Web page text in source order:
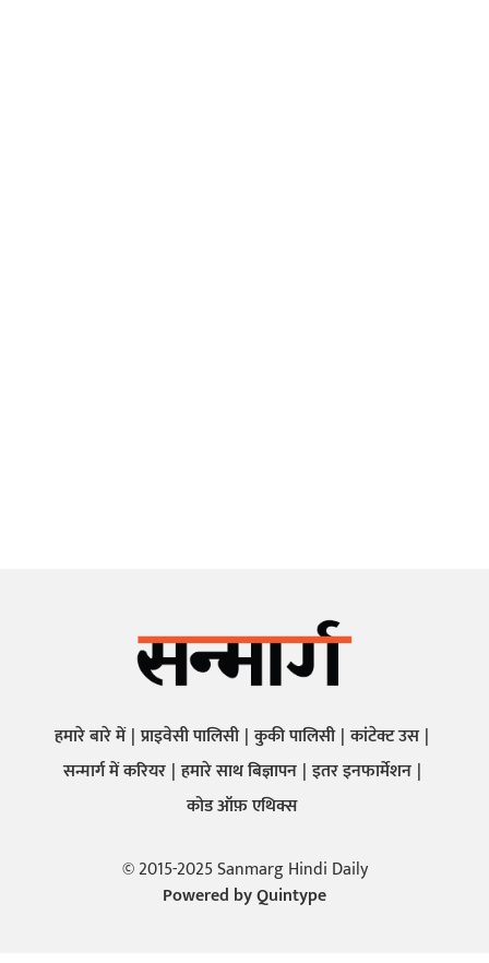
हमारे बारे में प्राइवेसी पालिसी कुकी पालिसी कांटेक्ट उस
सन्मार्ग में करियर हमारे साथ बिज्ञापन इतर इनफार्मेशन
कोड ऑफ़ एथिक्स
© 2015-2025 Sanmarg Hindi Daily
Powered byQuintype